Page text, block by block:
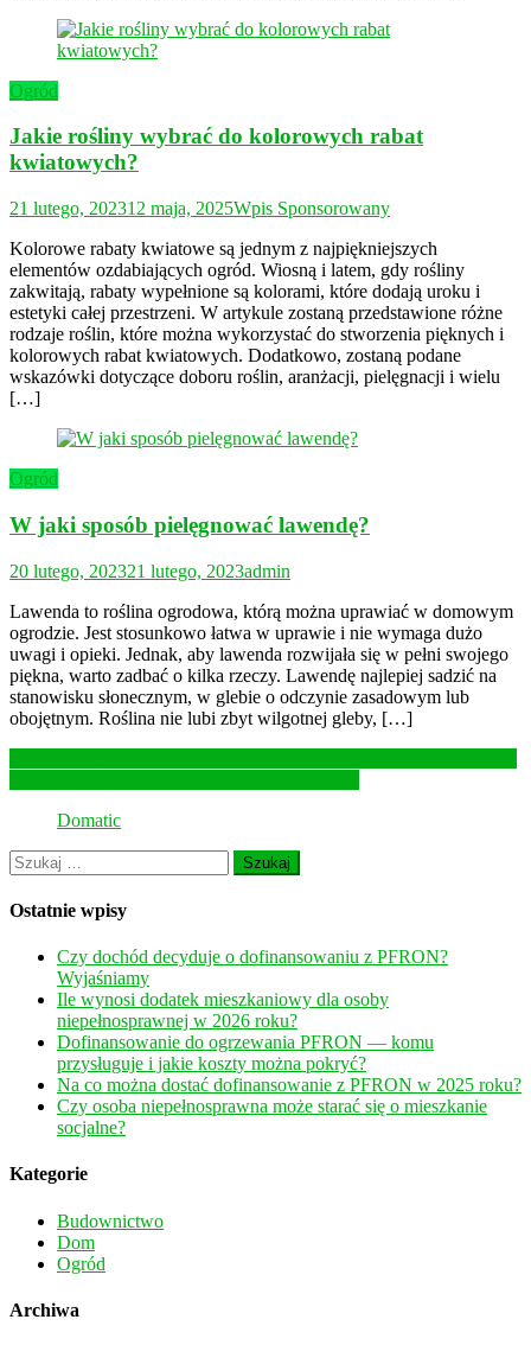
Ogród
Jakie rośliny wybrać do kolorowych rabat
kwiatowych?
21 lutego, 202312 maja, 2025Wpis Sponsorowany
Kolorowe rabaty kwiatowe są jednym z najpiękniejszych
elementów ozdabiających ogród. Wiosną i latem, gdy rośliny
zakwitają, rabaty wypełnione są kolorami, które dodają uroku i
estetyki całej przestrzeni. W artykule zostaną przedstawione różne
rodzaje roślin, które można wykorzystać do stworzenia pięknych i
kolorowych rabat kwiatowych. Dodatkowo, zostaną podane
wskazówki dotyczące doboru roślin, aranżacji, pielęgnacji i wielu
[…]
Ogród
W jaki sposób pielęgnować lawendę?
20 lutego, 202321 lutego, 2023admin
Lawenda to roślina ogrodowa, którą można uprawiać w domowym
ogrodzie. Jest stosunkowo łatwa w uprawie i nie wymaga dużo
uwagi i opieki. Jednak, aby lawenda rozwijała się w pełni swojego
piękna, warto zadbać o kilka rzeczy. Lawendę najlepiej sadzić na
stanowisku słonecznym, w glebie o odczynie zasadowym lub
obojętnym. Roślina nie lubi zbyt wilgotnej gleby, […]
Nawigacja
wpisu
Domatic
Szukaj:
Ostatnie wpisy
Czy dochód decyduje o dofinansowaniu z PFRON?
Wyjaśniamy
Ile wynosi dodatek mieszkaniowy dla osoby
niepełnosprawnej w 2026 roku?
Dofinansowanie do ogrzewania PFRON — komu
przysługuje i jakie koszty można pokryć?
Na co można dostać dofinansowanie z PFRON w 2025 roku?
Czy osoba niepełnosprawna może starać się o mieszkanie
socjalne?
Kategorie
Budownictwo
Dom
Ogród
Archiwa